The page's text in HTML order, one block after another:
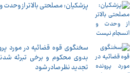
پزشکیان: مصلحتی بالاتر از
سخنگوی قوه قضائیه در مورد
بدوی محکوم و برخی تبرئه
تجدید نظر صادر شود